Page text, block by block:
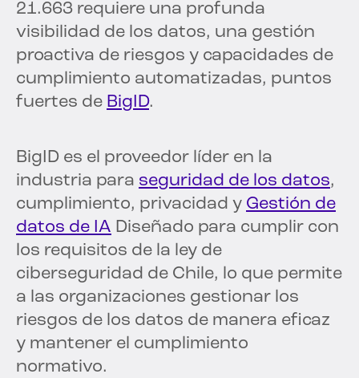
21.663 requiere una profunda
visibilidad de los datos, una gestión
proactiva de riesgos y capacidades de
cumplimiento automatizadas, puntos
fuertes de BigID.
BigID es el proveedor líder en la
industria para seguridad de los datos,
cumplimiento, privacidad y Gestión de
datos de IA Diseñado para cumplir con
los requisitos de la ley de
ciberseguridad de Chile, lo que permite
a las organizaciones gestionar los
riesgos de los datos de manera eficaz
y mantener el cumplimiento
normativo.